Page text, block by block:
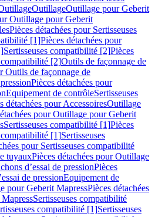
OutillageOutillage pour Geberit
Outillage pour Geberit
Pièces détachées pour Sertisseuses
[1]Pièces détachées pour
Sertisseuses compatibilité [2]Pièces
compatibilité [2]Outils de façonnage de
Outils de façonnage de
Pièces détachées pour
Equipement de contrôleSertisseuses
détachées pour AccessoiresOutillage
pour Outillage pour Geberit
Sertisseuses compatibilité [1]Pièces
compatibilité [1]Sertisseuses
pour Sertisseuses compatibilité
tuyauxPièces détachées pour Outillage
d’essai de pressionPièces
de pressionEquipement de
pour Geberit MapressPièces détachées
Sertisseuses compatibilité
compatibilité [1]Sertisseuses